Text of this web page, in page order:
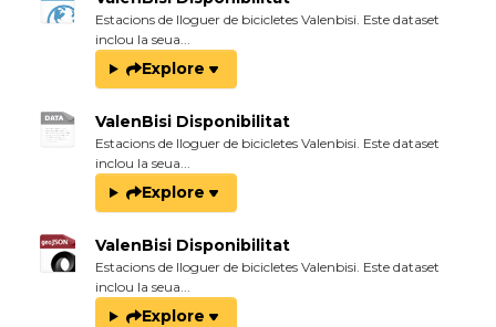
Estacions de lloguer de bicicletes Valenbisi. Este dataset
inclou la seua...
Explore
ValenBisi Disponibilitat
Estacions de lloguer de bicicletes Valenbisi. Este dataset
inclou la seua...
Explore
ValenBisi Disponibilitat
Estacions de lloguer de bicicletes Valenbisi. Este dataset
inclou la seua...
Explore